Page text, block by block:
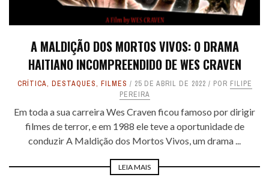
A MALDIÇÃO DOS MORTOS VIVOS: O DRAMA
HAITIANO INCOMPREENDIDO DE WES CRAVEN
CRÍTICA, DESTAQUES, FILMES 25 DE ABRIL DE 2022 POR FILIPE
PEREIRA
Em toda a sua carreira Wes Craven ficou famoso por dirigir
filmes de terror, e em 1988 ele teve a oportunidade de
conduzir A Maldição dos Mortos Vivos, um drama ...
LEIA MAIS